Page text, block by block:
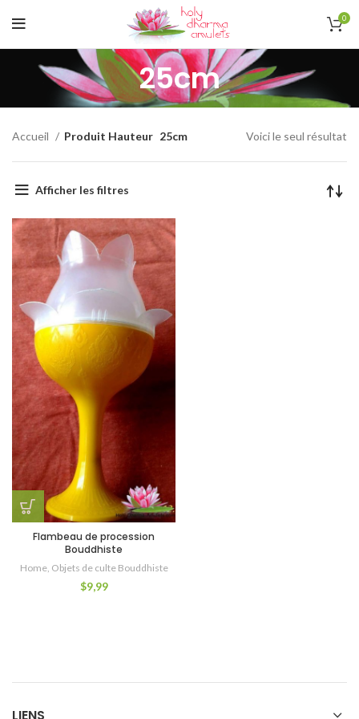
0
25cm
Accueil Produit Hauteur 25cm Voici le seul résultat
Afficher les filtres
Flambeau de procession
Bouddhiste
Home, Objets de culte Bouddhiste
$9,99